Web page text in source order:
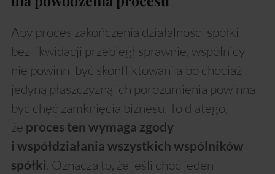
Aby proces zakończenia działalności spółki
bez likwidacji przebiegł sprawnie, wspólnicy
nie powinni być skonfliktowani albo chociaż
jedyną płaszczyzną ich porozumienia powinna
być chęć zamknięcia biznesu. To dlatego,
że proces ten wymaga zgody
i współdziałania wszystkich wspólników
spółki. Oznacza to, że jeśli choć jeden